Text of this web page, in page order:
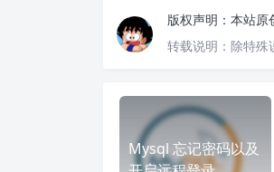
版权声明： 本站原
转载说明： 除特殊
Mysql 忘记密码以及